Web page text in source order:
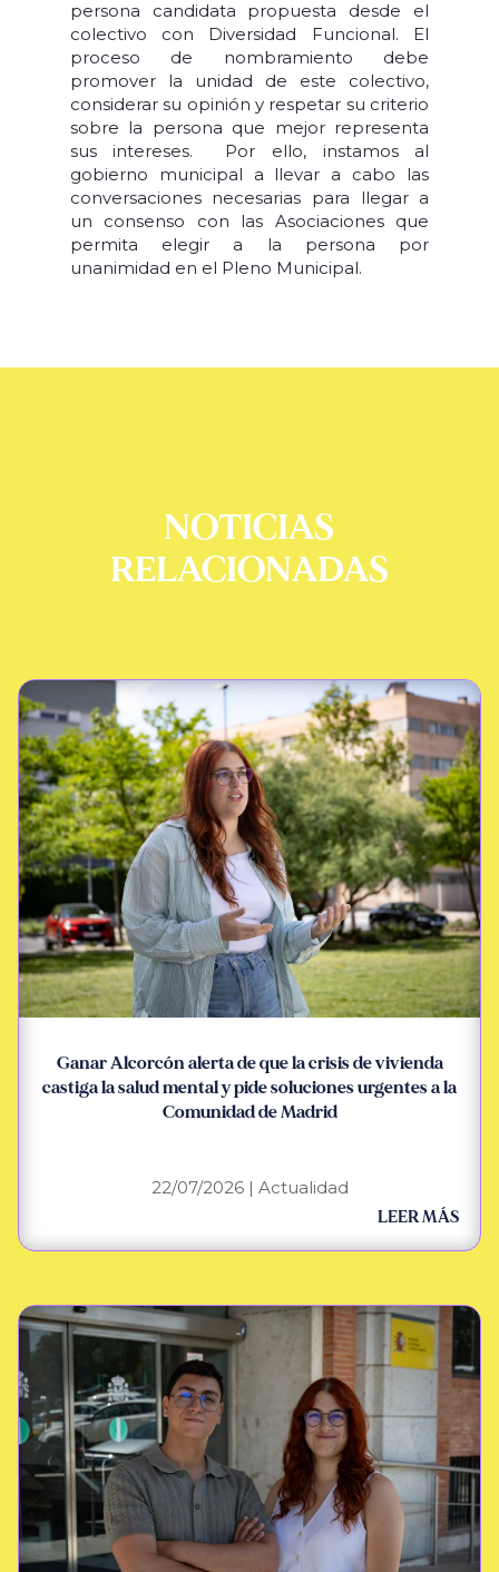
persona candidata propuesta desde el
colectivo con Diversidad Funcional. El
proceso de nombramiento debe
promover la unidad de este colectivo,
considerar su opinión y respetar su criterio
sobre la persona que mejor representa
sus intereses. Por ello, instamos al
gobierno municipal a llevar a cabo las
conversaciones necesarias para llegar a
un consenso con las Asociaciones que
permita elegir a la persona por
unanimidad en el Pleno Municipal.
NOTICIAS
RELACIONADAS
Ganar Alcorcón alerta de que la crisis de vivienda
castiga la salud mental y pide soluciones urgentes a la
Comunidad de Madrid
22/07/2026| Actualidad
LEER MÁS